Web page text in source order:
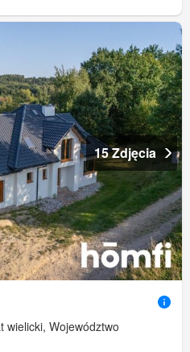
15 Zdjęcia
wielicki, Województwo